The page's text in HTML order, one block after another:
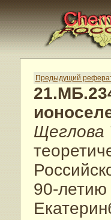
Предыдущий
Щеглова
90-